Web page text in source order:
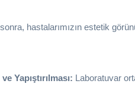
hastalarımızın estetik
Yapıştırılması: Laboratuvar